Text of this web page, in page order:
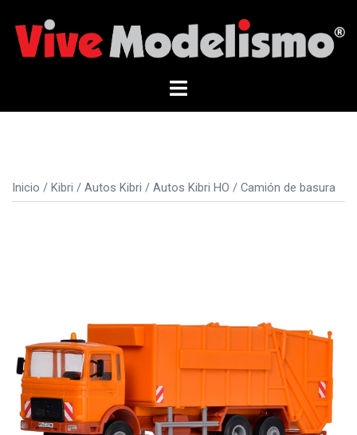
contenido
Alternar
Inicio / Kibri / Autos Kibri / Autos Kibri HO / Camión de basura